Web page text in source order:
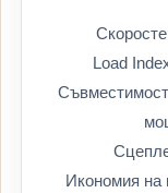
Load
Икономия на